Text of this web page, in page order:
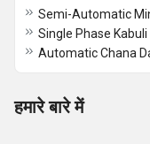
हमारे बारे में